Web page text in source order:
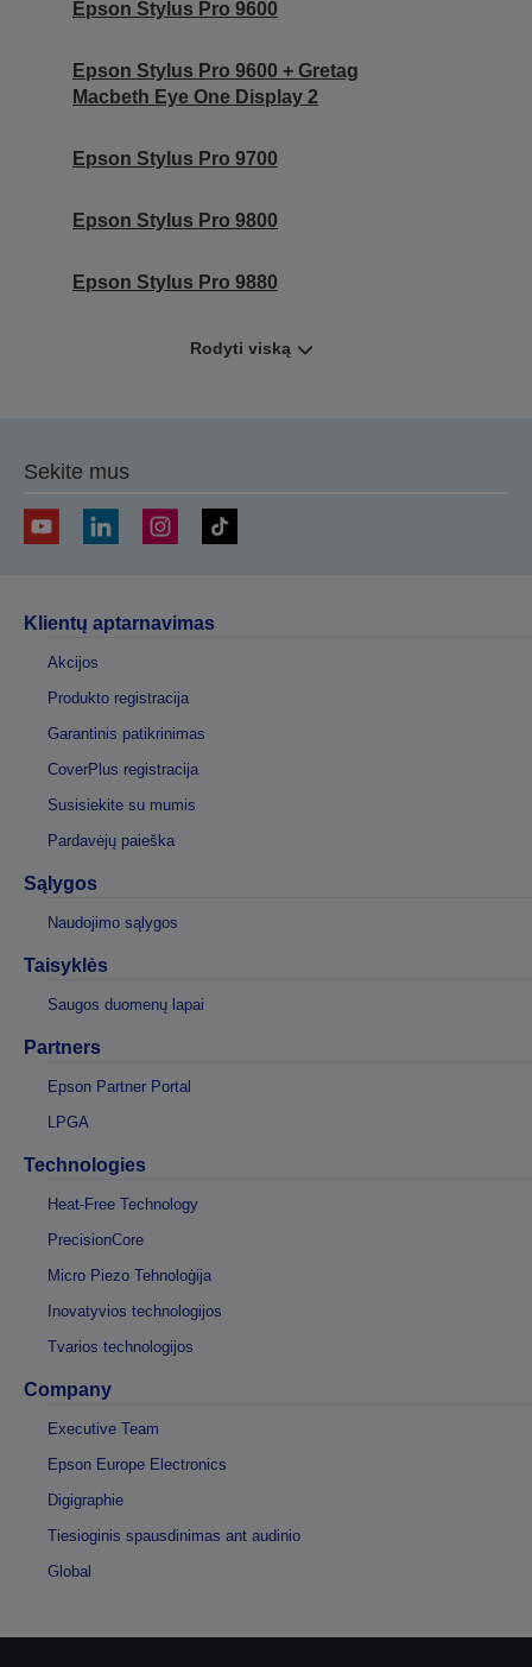
Epson Stylus Pro 9600
Epson Stylus Pro 9600 + Gretag
Macbeth Eye One Display 2
Epson Stylus Pro 9700
Epson Stylus Pro 9800
Epson Stylus Pro 9880
Rodyti viską
Sekite mus
Klientų aptarnavimas
Akcijos
Produkto registracija
Garantinis patikrinimas
CoverPlus registracija
Susisiekite su mumis
Pardavėjų paieška
Sąlygos
Naudojimo sąlygos
Taisyklės
Saugos duomenų lapai
Partners
Epson Partner Portal
LPGA
Technologies
Heat-Free Technology
PrecisionCore
Micro Piezo Tehnoloģija
Inovatyvios technologijos
Tvarios technologijos
Company
Executive Team
Epson Europe Electronics
Digigraphie
Tiesioginis spausdinimas ant audinio
Global